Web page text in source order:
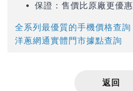
保證：售價比原廠更優惠
全系列最優質的手機價格查詢
洋蔥網通實體門市據點查詢
返回